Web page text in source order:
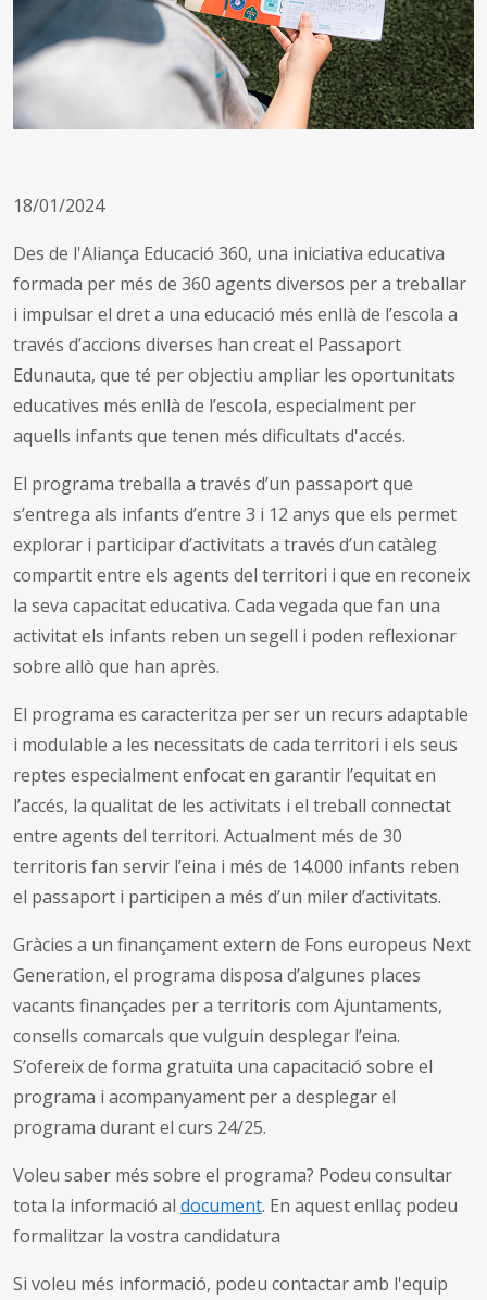
18/01/2024
Des de l'Aliança Educació 360, una iniciativa educativa
formada per més de 360 agents diversos per a treballar
i impulsar el dret a una educació més enllà de l’escola a
través d’accions diverses han creat el Passaport
Edunauta, que té per objectiu ampliar les oportunitats
educatives més enllà de l’escola, especialment per
aquells infants que tenen més dificultats d'accés.
El programa treballa a través d’un passaport que
s’entrega als infants d’entre 3 i 12 anys que els permet
explorar i participar d’activitats a través d’un catàleg
compartit entre els agents del territori i que en reconeix
la seva capacitat educativa. Cada vegada que fan una
activitat els infants reben un segell i poden reflexionar
sobre allò que han après.
El programa es caracteritza per ser un recurs adaptable
i modulable a les necessitats de cada territori i els seus
reptes especialment enfocat en garantir l’equitat en
l’accés, la qualitat de les activitats i el treball connectat
entre agents del territori. Actualment més de 30
territoris fan servir l’eina i més de 14.000 infants reben
el passaport i participen a més d’un miler d’activitats.
Gràcies a un finançament extern de Fons europeus Next
Generation, el programa disposa d’algunes places
vacants finançades per a territoris com Ajuntaments,
consells comarcals que vulguin desplegar l’eina.
S’ofereix de forma gratuïta una capacitació sobre el
programa i acompanyament per a desplegar el
programa durant el curs 24/25.
Voleu saber més sobre el programa? Podeu consultar
tota la informació al document. En aquest enllaç podeu
formalitzar la vostra candidatura
Si voleu més informació, podeu contactar amb l'equip